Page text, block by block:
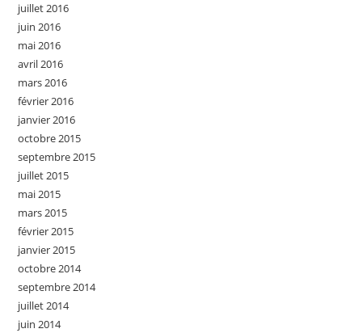
juillet 2016
juin 2016
mai 2016
avril 2016
mars 2016
février 2016
janvier 2016
octobre 2015
septembre 2015
juillet 2015
mai 2015
mars 2015
février 2015
janvier 2015
octobre 2014
septembre 2014
juillet 2014
juin 2014